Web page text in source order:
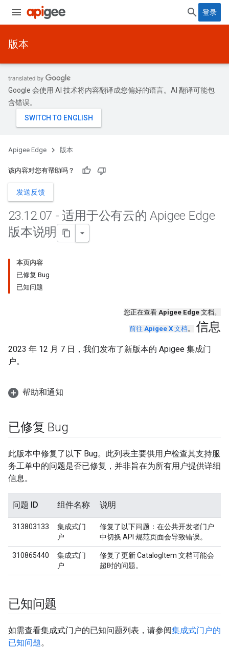
登录
版本
Google 会使用 AI 技术将内容翻译成您偏好的语言。AI 翻译可能包
含错误。
Apigee Edge 版本
该内容对您有帮助吗？
发送反馈
23.12.07 - 适用于公有云的 Apigee Edge
版本说明
本页内容
已修复 Bug
已知问题
您正在查看 Apigee Edge 文档。
前往 Apigee X 文档。 信息
2023 年 12 月 7 日，我们发布了新版本的 Apigee 集成门
户。
帮助和通知
已修复 Bug
此版本中修复了以下 Bug。此列表主要供用户检查其支持服
务工单中的问题是否已修复，并非旨在为所有用户提供详细
信息。
问题 ID 组件名称 说明
313803133
集成式门
户
修复了以下问题：在公共开发者门户
中切换 API 规范页面会导致错误。
310865440
集成式门
户
修复了更新 CatalogItem 文档可能会
超时的问题。
已知问题
如需查看集成式门户的已知问题列表，请参阅集成式门户的
已知问题。